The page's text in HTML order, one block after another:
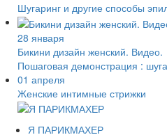
Шугаринг и другие способы
28 января
Бикини дизайн женский. Видео.
Пошаговая демонстрация :
01 апреля
Женские интимные стрижки
Я ПАРИКМАХЕР